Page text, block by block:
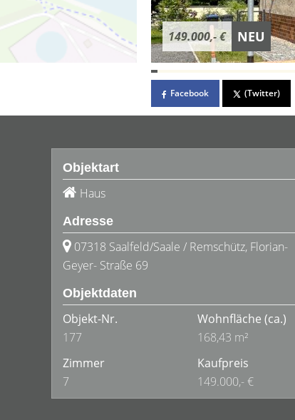
149.000,- € NEU
Facebook (Twitter)
Objektart
Haus
Adresse
07318 Saalfeld/Saale / Remschütz, Florian-
Geyer- Straße 69
Objektdaten
Objekt-Nr.
177
Wohnfläche (ca.)
168,43 m²
Zimmer
7
Kaufpreis
149.000,- €